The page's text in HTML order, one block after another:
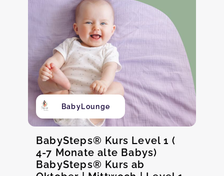
BabyLounge
BabySteps® Kurs Level 1 (
4-7 Monate alte Babys)
BabySteps® Kurs ab